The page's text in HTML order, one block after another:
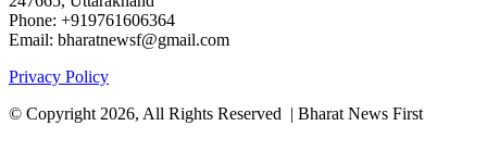
Phone: +919761606364
Email: bharatnewsf@gmail.com
Privacy Policy
© Copyright 2026, All Rights Reserved | Bharat News First